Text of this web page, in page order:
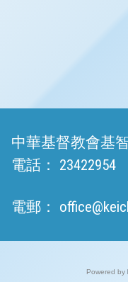
中華基督教會基
電話：
23422954
電郵：
Powered by